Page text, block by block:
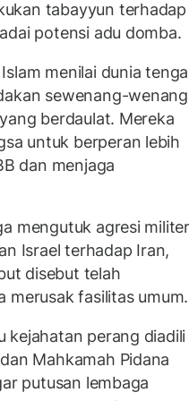
tabayyun terhadap
potensi adu domba.
menilai dunia
sewenang-wenang
berdaulat. Mereka
untuk berperan lebih
dan menjaga
mengutuk agresi militer
Israel terhadap Iran,
disebut telah
merusak fasilitas umum.
kejahatan perang diadili
Mahkamah Pidana
putusan lembaga